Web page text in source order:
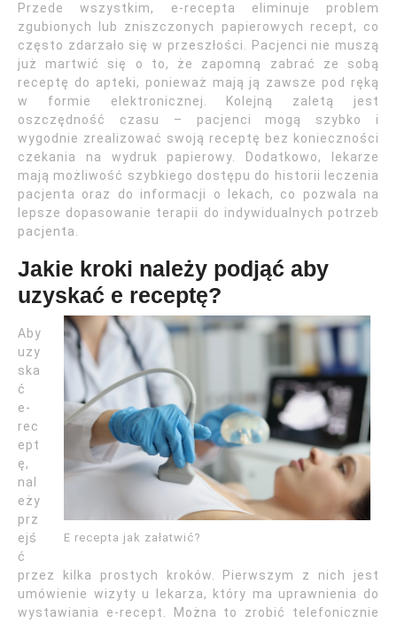
Przede wszystkim, e-recepta eliminuje problem
zgubionych lub zniszczonych papierowych recept, co
często zdarzało się w przeszłości. Pacjenci nie muszą
już martwić się o to, że zapomną zabrać ze sobą
receptę do apteki, ponieważ mają ją zawsze pod ręką
w formie elektronicznej. Kolejną zaletą jest
oszczędność czasu – pacjenci mogą szybko i
wygodnie zrealizować swoją receptę bez konieczności
czekania na wydruk papierowy. Dodatkowo, lekarze
mają możliwość szybkiego dostępu do historii leczenia
pacjenta oraz do informacji o lekach, co pozwala na
lepsze dopasowanie terapii do indywidualnych potrzeb
pacjenta.
Jakie kroki należy podjąć aby
uzyskać e receptę?
E recepta jak załatwić?
Aby
uzy
ska
ć
e-
rec
ept
ę,
nal
eży
prz
ejś
ć
przez kilka prostych kroków. Pierwszym z nich jest
umówienie wizyty u lekarza, który ma uprawnienia do
wystawiania e-recept. Można to zrobić telefonicznie